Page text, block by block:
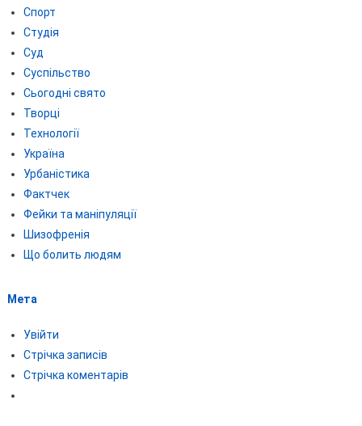
Спорт
Студія
Суд
Суспільство
Сьогодні свято
Творці
Технології
Україна
Урбаністика
Фактчек
Фейки та маніпуляції
Шизофренія
Що болить людям
Мета
Увійти
Стрічка записів
Стрічка коментарів